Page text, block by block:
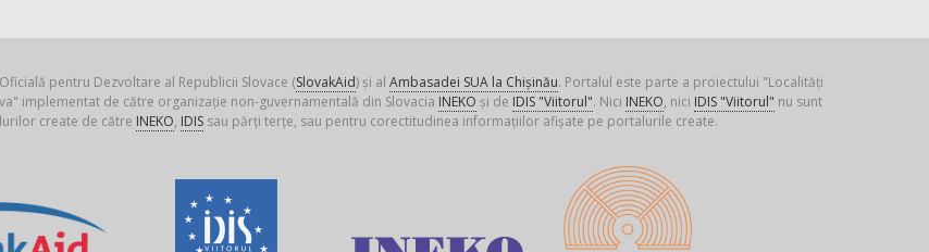
pentru Dezvoltare al Republicii Slovace (SlovakAid) și al Ambasadei SUA la Chișinău. Portalul este parte a proiectului "Localități
implementat de către organizație non-guvernamentală din Slovacia INEKO și de IDIS "Viitorul". Nici INEKO, nici IDIS "Viitorul" nu sunt
create de către INEKO, IDISsau părți terțe, sau pentru corectitudinea informațiilor afișate pe portalurile create.